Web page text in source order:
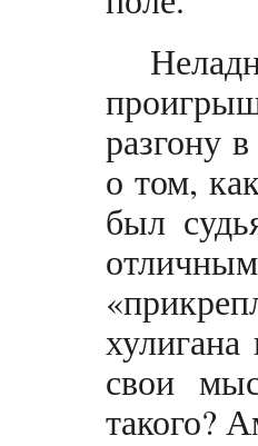
разгону
о том,
был
свои
такого?